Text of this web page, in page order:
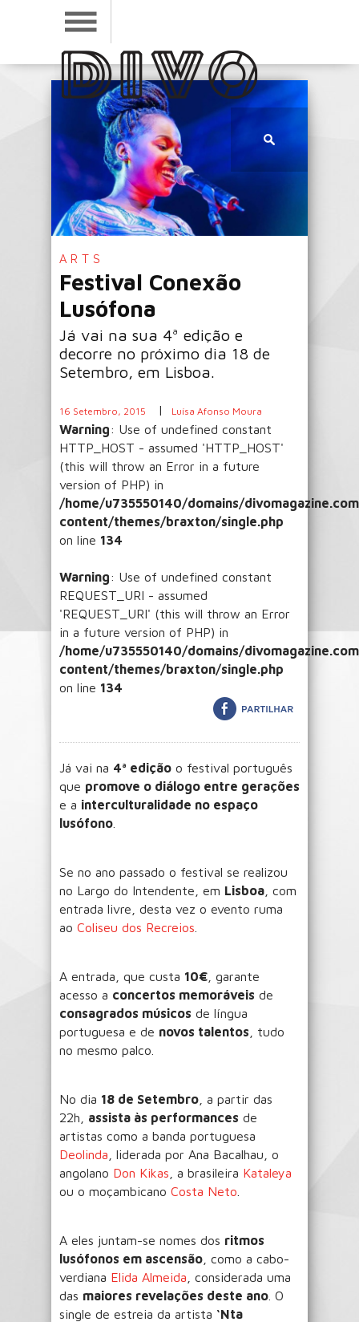
ARTS
Festival Conexão
Lusófona
Já vai na sua 4ª edição e
decorre no próximo dia 18 de
Setembro, em Lisboa.
16 Setembro, 2015 | Luísa Afonso Moura
Warning: Use of undefined constant
HTTP_HOST - assumed 'HTTP_HOST'
(this will throw an Error in a future
version of PHP) in
/home/u735550140/domains/
content/themes/braxton/single.php
on line 134
Warning: Use of undefined constant
REQUEST_URI - assumed
'REQUEST_URI' (this will throw an Error
in a future version of PHP) in
/home/u735550140/domains/
content/themes/braxton/single.php
on line 134
Já vai na 4ª edição o festival português
que promove o diálogo entre gerações
e a interculturalidade no espaço
lusófono
Se no ano passado o festival se realizou
no Largo do Intendente, em Lisboa , com
entrada livre, desta vez o evento ruma
ao Coliseu dos Recreios
A entrada, que custa 10€ , garante
acesso a concertos memoráveis de
consagrados músicos de língua
portuguesa e de novos talentos , tudo
no mesmo palco.
No dia 18 de Setembro , a partir das
22h, assista às performances de
artistas como a banda portuguesa
Deolinda , liderada por Ana Bacalhau, o
angolano Don Kikas , a brasileira Kataleya
ou o moçambicano Costa Neto
A eles juntam-se nomes dos ritmos
lusófonos em ascensão , como a cabo-
verdiana Elida Almeida , considerada uma
das maiores revelações deste ano . O
single de estreia da artista ‘Nta